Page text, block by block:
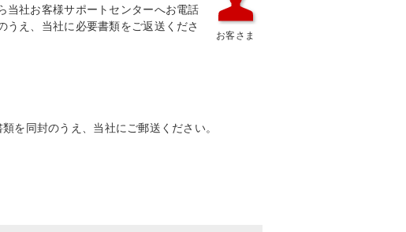
当社お客様サポートセンターへお電話
うえ、当社に必要書類をご返送くださ
お客さま
を同封のうえ、当社にご郵送ください。